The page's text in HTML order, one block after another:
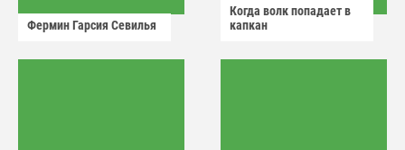
Фермин Гарсия Севилья
Когда волк попадает в
капкан